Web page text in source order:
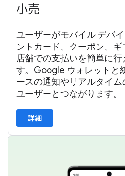
小売
ユーザーがモバイル デバ
ントカード、クーポン、
店舗での支払いを簡単に行
す。Google ウォレットと
ースの通知やリアルタイ
ユーザーとつながります。
詳細